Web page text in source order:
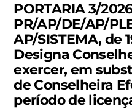
PORTARIA 3/
PR/AP/DE/AP/
AP/SISTEMA, de
Designa
exercer, em
de Conselheira
período de